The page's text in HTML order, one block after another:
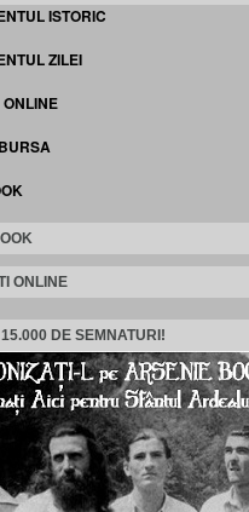
ISTORIC
ZILEI
ONLINE
DE SEMNATURI!